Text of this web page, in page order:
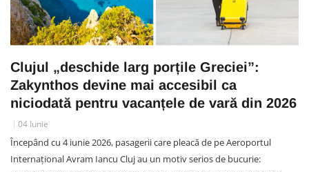
Clujul „deschide larg porțile Greciei”:
Zakynthos devine mai accesibil ca
niciodată pentru vacanțele de vară din 2026
04 Iunie
Începând cu 4 iunie 2026, pasagerii care pleacă de pe Aeroportul
Internațional Avram Iancu Cluj au un motiv serios de bucurie: